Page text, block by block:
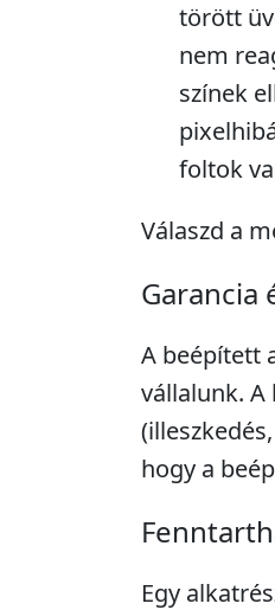
törött
nem
színek
foltok
Válaszd a
Garancia
A beépített
vállalunk.
hogy a
Egy